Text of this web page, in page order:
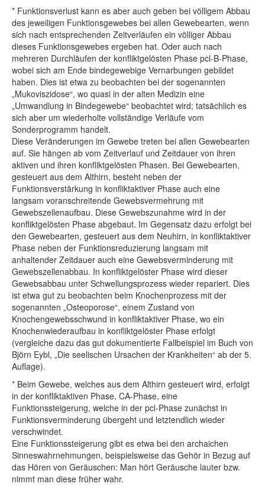
* Funktionsverlust kann es aber auch geben bei völligem Abbau
des jeweiligen Funktionsgewebes bei allen Gewebearten, wenn
sich nach entsprechenden Zeitverläufen ein völliger Abbau
dieses Funktionsgewebes ergeben hat. Oder auch nach
mehreren Durchläufen der konfliktgelösten Phase pcl-B-Phase,
wobei sich am Ende bindegewebige Vernarbungen gebildet
haben. Dies ist etwa zu beobachten bei der sogenannten
„Mukoviszidose“, wo quasi in der alten Medizin eine
„Umwandlung in Bindegewebe“ beobachtet wird; tatsächlich es
sich aber um wiederholte vollständige Verläufe vom
Sonderprogramm handelt.
Diese Veränderungen im Gewebe treten bei allen Gewebearten
auf. Sie hängen ab vom Zeitverlauf und Zeitdauer von ihren
aktiven und ihren konfliktgelösten Phasen. Bei Gewebearten,
gesteuert aus dem Althirn, besteht neben der
Funktionsverstärkung in konfliktaktiver Phase auch eine
langsam voranschreitende Gewebsvermehrung mit
Gewebszellenaufbau. Diese Gewebszunahme wird in der
konfliktgelösten Phase abgebaut. Im Gegensatz dazu erfolgt bei
den Gewebearten, gesteuert aus dem Neuhirn, in konfliktaktiver
Phase neben der Funktionsreduzierung langsam mit
anhaltender Zeitdauer auch eine Gewebsverminderung mit
Gewebszellenabbau. In konfliktgelöster Phase wird dieser
Gewebsabbau unter Schwellungsprozess wieder repariert. Dies
ist etwa gut zu beobachten beim Knochenprozess mit der
sogenannten „Osteoporose“, einem Zustand von
Knochengewebsschwund in konfliktaktiver Phase, wo ein
Knochenwiederaufbau in konfliktgelöster Phase erfolgt
(vergleiche dazu das gut dokumentierte Fallbeispiel im Buch von
Björn Eybl, „Die seelischen Ursachen der Krankheiten“ ab der 5.
Auflage).
* Beim Gewebe, welches aus dem Althirn gesteuert wird, erfolgt
in der konfliktaktiven Phase, CA-Phase, eine
Funktionssteigerung, welche in der pcl-Phase zunächst in
Funktionsverminderung übergeht und letztendlich wieder
verschwindet.
Eine Funktionssteigerung gibt es etwa bei den archaichen
Sinneswahrnehmungen, beispielsweise das Gehör in Bezug auf
das Hören von Geräuschen: Man hört Geräusche lauter bzw.
nimmt man diese früher wahr.